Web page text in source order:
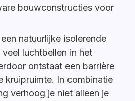
bouwconstructies voor
natuurlijke isolerende
luchtbellen in het
ontstaat een barrière
kruipruimte. In combinatie
verhoog je niet alleen je